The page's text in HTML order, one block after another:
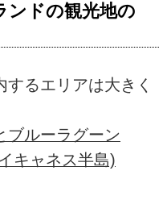
ンドの観光地の
るエリアは大きく
ブルーラグーン
キャネス半島)